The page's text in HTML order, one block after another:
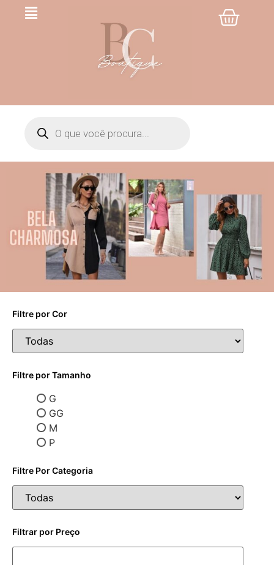
Filtre por Cor
Filtre por Tamanho
G
GG
M
P
Filtre Por Categoria
Filtrar por Preço